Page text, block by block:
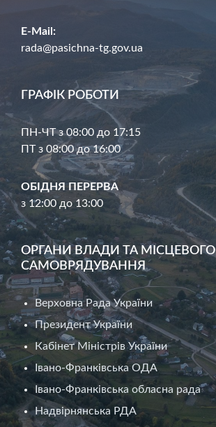
E-Mail:
rada@pasichna-tg.gov.ua
ГРАФІК РОБОТИ
ПН-ЧТ з 08:00 до 17:15
ПТ з 08:00 до 16:00
ОБІДНЯ ПЕРЕРВА
з 12:00 до 13:00
ОРГАНИ ВЛАДИ ТА МІСЦЕВОГО
САМОВРЯДУВАННЯ
Верховна Рада України
Президент України
Кабінет Міністрів України
Івано-Франківська ОДА
Івано-Франківська обласна рада
Надвірнянська РДА